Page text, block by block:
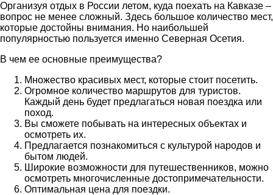
Организуя отдых в России летом, куда поехать на Кавказе –
вопрос не менее сложный. Здесь большое количество мест,
которые достойны внимания. Но наибольшей
популярностью пользуется именно Северная Осетия.
В чем ее основные преимущества?
Множество красивых мест, которые стоит посетить.
Огромное количество маршрутов для туристов.
Каждый день будет предлагаться новая поездка или
поход.
Вы сможете побывать на интересных объектах и
осмотреть их.
Предлагается познакомиться с культурой народов и
бытом людей.
Широкие возможности для путешественников, можно
осмотреть многочисленные достопримечательности.
Оптимальная цена для поездки.